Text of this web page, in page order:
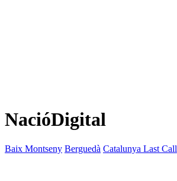
NacióDigital
Baix Montseny Berguedà Catalunya Last Call